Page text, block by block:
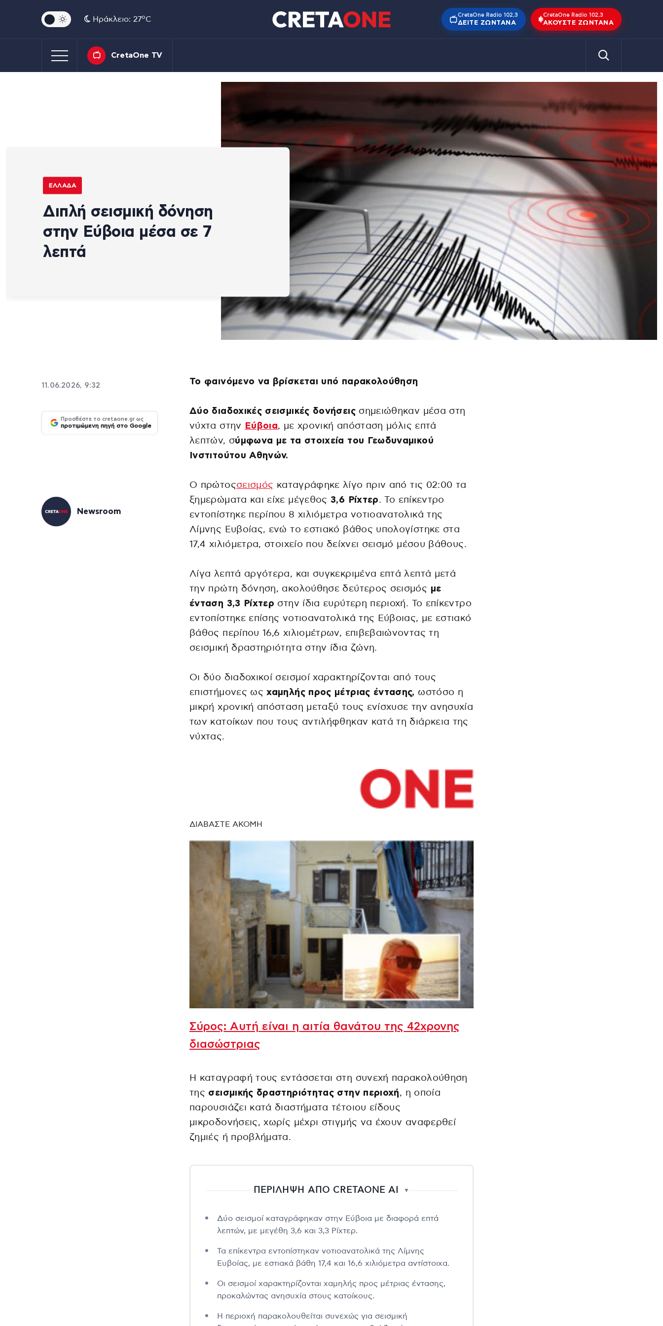
Ηράκλειο: 27oC
CretaOne Radio 102,3
ΔΕΊΤΕ ΖΩΝΤΑΝΆ
CretaOne Radio 102,3
ΑΚΟΎΣΤΕ ΖΩΝΤΑΝΆ
CretaOne TV
ΕΛΛΆΔΑ
Διπλή σεισμική δόνηση
στην Εύβοια μέσα σε 7
λεπτά
11.06.2026, 9:32
Προσθέστε το cretaone.gr ως
προτιμώμενη πηγή στο Google
Newsroom
Το φαινόμενο να βρίσκεται υπό παρακολούθηση
Δύο διαδοχικές σεισμικές δονήσειςσημειώθηκαν μέσα στη
νύχτα στην
Εύβοια, με χρονική απόσταση μόλις επτά
λεπτών, σύμφωνα με τα στοιχεία του Γεωδυναμικού
Ινστιτούτου Αθηνών.
Ο πρώτοςσεισμός καταγράφηκε λίγο πριν από τις 02:00 τα
ξημερώματα και είχε μέγεθος3,6 Ρίχτερ. Το επίκεντρο
εντοπίστηκε περίπου 8 χιλιόμετρα νοτιοανατολικά της
Λίμνης Ευβοίας, ενώ το εστιακό βάθος υπολογίστηκε στα
17,4 χιλιόμετρα, στοιχείο που δείχνει σεισμό μέσου βάθους.
Λίγα λεπτά αργότερα, και συγκεκριμένα επτά λεπτά μετά
την πρώτη δόνηση, ακολούθησε δεύτερος σεισμός με
ένταση 3,3 Ρίχτερ στην ίδια ευρύτερη περιοχή. Το επίκεντρο
εντοπίστηκε επίσης νοτιοανατολικά της Εύβοιας, με εστιακό
βάθος περίπου 16,6 χιλιομέτρων, επιβεβαιώνοντας τη
σεισμική δραστηριότητα στην ίδια ζώνη.
Οι δύο διαδοχικοί σεισμοί χαρακτηρίζονται από τους
επιστήμονες ωςχαμηλής προς μέτριας έντασης, ωστόσο η
μικρή χρονική απόσταση μεταξύ τους ενίσχυσε την ανησυχία
των κατοίκων που τους αντιλήφθηκαν κατά τη διάρκεια της
νύχτας.
ΔΙΑΒΑΣΤΕ ΑΚΟΜΗ
Σύρος: Αυτή είναι η αιτία θανάτου της 42χρονης
διασώστριας
Η καταγραφή τους εντάσσεται στη συνεχή παρακολούθηση
της σεισμικής δραστηριότητας στην περιοχή, η οποία
παρουσιάζει κατά διαστήματα τέτοιου είδους
μικροδονήσεις, χωρίς μέχρι στιγμής να έχουν αναφερθεί
ζημιές ή προβλήματα.
ΠΕΡΙΛΗΨΗ ΑΠΟ CRETAONE AI ▼
Δύο σεισμοί καταγράφηκαν στην Εύβοια με διαφορά επτά
λεπτών, με μεγέθη 3,6 και 3,3 Ρίχτερ.
Τα επίκεντρα εντοπίστηκαν νοτιοανατολικά της Λίμνης
Ευβοίας, με εστιακά βάθη 17,4 και 16,6 χιλιόμετρα αντίστοιχα.
Οι σεισμοί χαρακτηρίζονται χαμηλής προς μέτριας έντασης,
προκαλώντας ανησυχία στους κατοίκους.
Η περιοχή παρακολουθείται συνεχώς για σεισμική